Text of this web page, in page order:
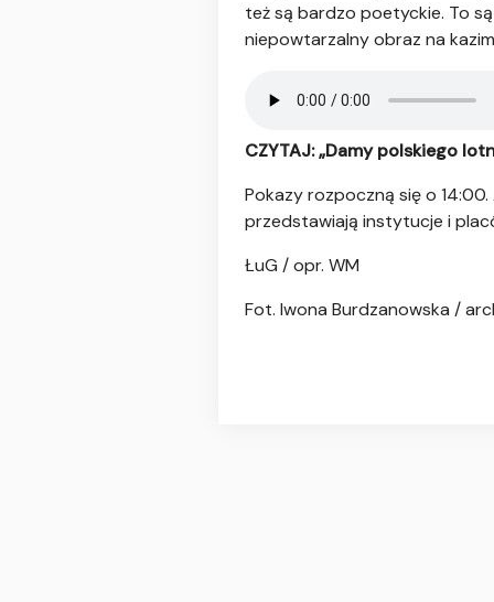
też są bardzo poetyckie. To
niepowtarzalny obraz na
CZYTAJ: „Damy polskiego
Pokazy rozpoczną się o
przedstawiają instytucje i
ŁuG / opr. WM
Fot. Iwona Burdzanowska /